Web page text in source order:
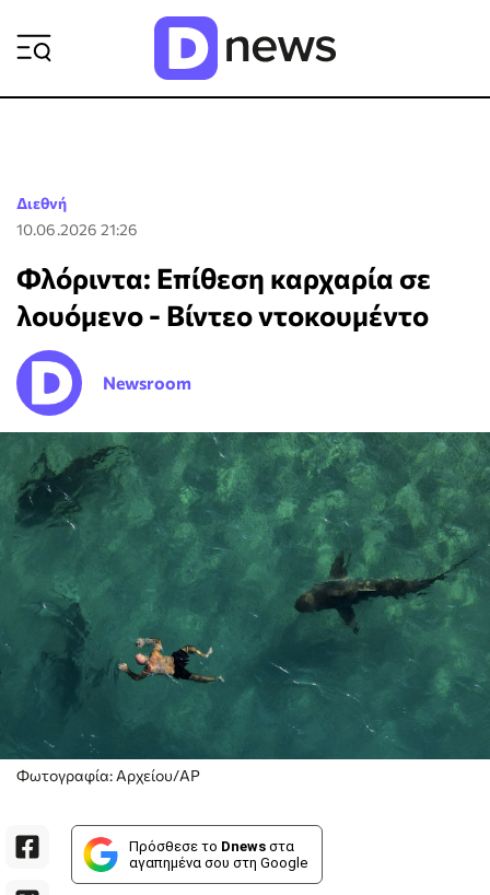
Διεθνή
10.06.2026 21:26
Φλόριντα: Επίθεση καρχαρία σε
λουόμενο - Βίντεο ντοκουμέντο
Newsroom
Φωτογραφία: Αρχείου/AP
Πρόσθεσε το Dnews στα
αγαπημένα σου στη Google